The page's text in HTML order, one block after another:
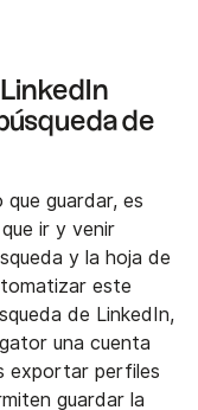
de
guardar, es
ir y venir
y la hoja de
este
de LinkedIn,
una cuenta
exportar perfiles
guardar la